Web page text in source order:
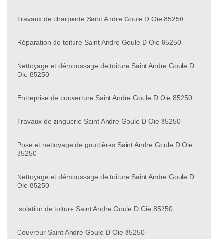
Travaux de charpente Saint Andre Goule D Oie 85250
Réparation de toiture Saint Andre Goule D Oie 85250
Nettoyage et démoussage de toiture Saint Andre Goule D
Oie 85250
Entreprise de couverture Saint Andre Goule D Oie 85250
Travaux de zinguerie Saint Andre Goule D Oie 85250
Pose et nettoyage de gouttières Saint Andre Goule D Oie
85250
Nettoyage et démoussage de toiture Saint Andre Goule D
Oie 85250
Isolation de toiture Saint Andre Goule D Oie 85250
Couvreur Saint Andre Goule D Oie 85250